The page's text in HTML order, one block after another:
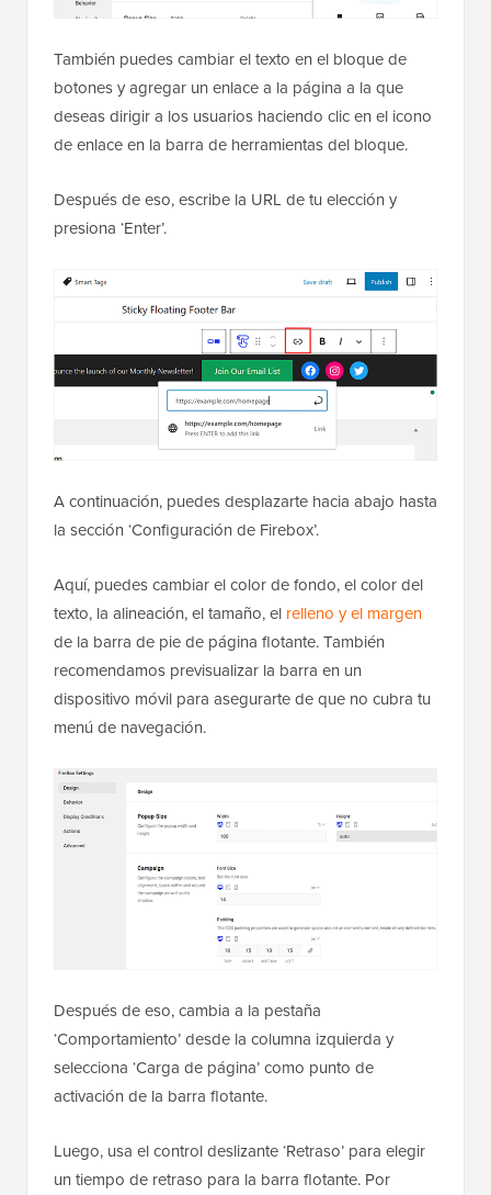
También puedes cambiar el texto en el bloque de
botones y agregar un enlace a la página a la que
deseas dirigir a los usuarios haciendo clic en el icono
de enlace en la barra de herramientas del bloque.
Después de eso, escribe la URL de tu elección y
presiona ‘Enter’.
A continuación, puedes desplazarte hacia abajo hasta
la sección ‘Configuración de Firebox’.
Aquí, puedes cambiar el color de fondo, el color del
texto, la alineación, el tamaño, el relleno y el margen
de la barra de pie de página flotante. También
recomendamos previsualizar la barra en un
dispositivo móvil para asegurarte de que no cubra tu
menú de navegación.
Después de eso, cambia a la pestaña
‘Comportamiento’ desde la columna izquierda y
selecciona ‘Carga de página’ como punto de
activación de la barra flotante.
Luego, usa el control deslizante ‘Retraso’ para elegir
un tiempo de retraso para la barra flotante. Por